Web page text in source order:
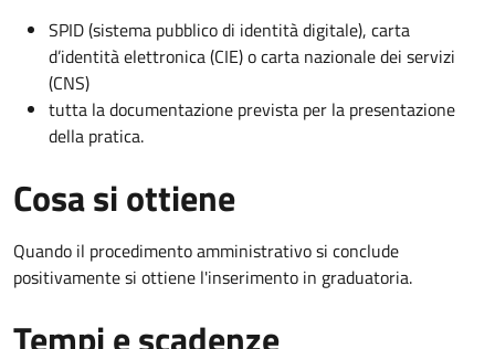
SPID (sistema pubblico di identità digitale), carta
d’identità elettronica (CIE) o carta nazionale dei servizi
(CNS)
tutta la documentazione prevista per la presentazione
della pratica.
Cosa si ottiene
Quando il procedimento amministrativo si conclude
positivamente si ottiene l'inserimento in graduatoria.